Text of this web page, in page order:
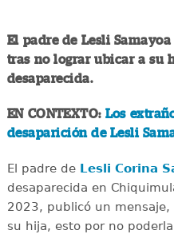
El padre de Lesli
tras no lograr ubicar a su
desaparecida.
EN CONTEXTO: Los
desaparición de Lesli
El padre de Lesli Corina
desaparecida en
2023, publicó un
su hija, esto por no